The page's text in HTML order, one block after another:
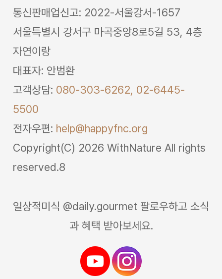
통신판매업신고: 2022-서울강서-1657
서울특별시 강서구 마곡중앙8로5길 53, 4층
자연이랑
대표자: 안범환
고객상담: 080-303-6262, 02-6445-
5500
전자우편: help@happyfnc.org
Copyright(C) 2026 WithNature All rights
reserved.8
일상적미식 @daily.gourmet 팔로우하고 소식
과 혜택 받아보세요.